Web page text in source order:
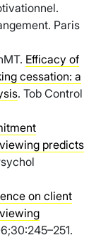
Paris
Efficacy of
cessation: a
. Tob Control
predicts
on client